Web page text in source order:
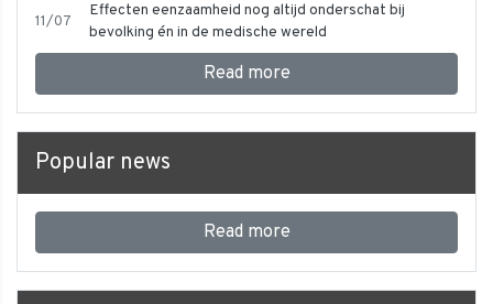
11/07
Effecten eenzaamheid nog altijd onderschat bij
bevolking én in de medische wereld
Read more
Popular news
Read more